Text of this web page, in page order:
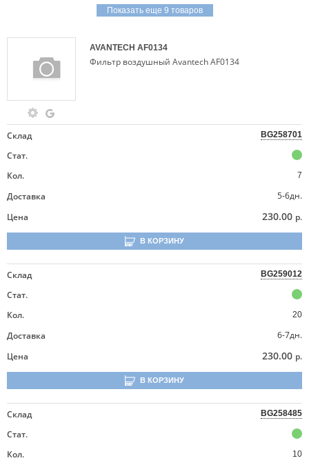
Показать еще 9 товаров
AVANTECH AF0134
Фильтр воздушный Avantech AF0134
Склад BG258701
Стат.
Кол.
7
Доставка
5-6дн.
Цена
230.00 р.
В КОРЗИНУ
Склад BG259012
Стат.
Кол.
20
Доставка
6-7дн.
Цена
230.00 р.
В КОРЗИНУ
Склад BG258485
Стат.
Кол.
10